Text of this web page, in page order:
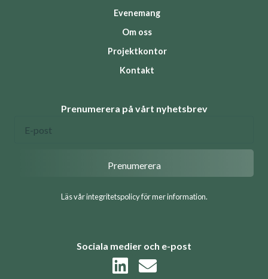
Evenemang
Om oss
Projektkontor
Kontakt
Prenumerera på vårt nyhetsbrev
Läs vår integritetspolicy för mer information.
Sociala medier och e-post